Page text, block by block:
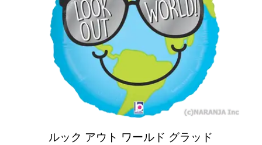
ルック アウト ワールド グラッド